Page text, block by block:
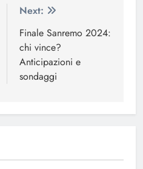
Next:
Finale Sanremo 2024:
chi vince?
Anticipazioni e
sondaggi